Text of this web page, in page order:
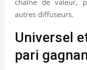
autres diffuseurs.
Universel
pari